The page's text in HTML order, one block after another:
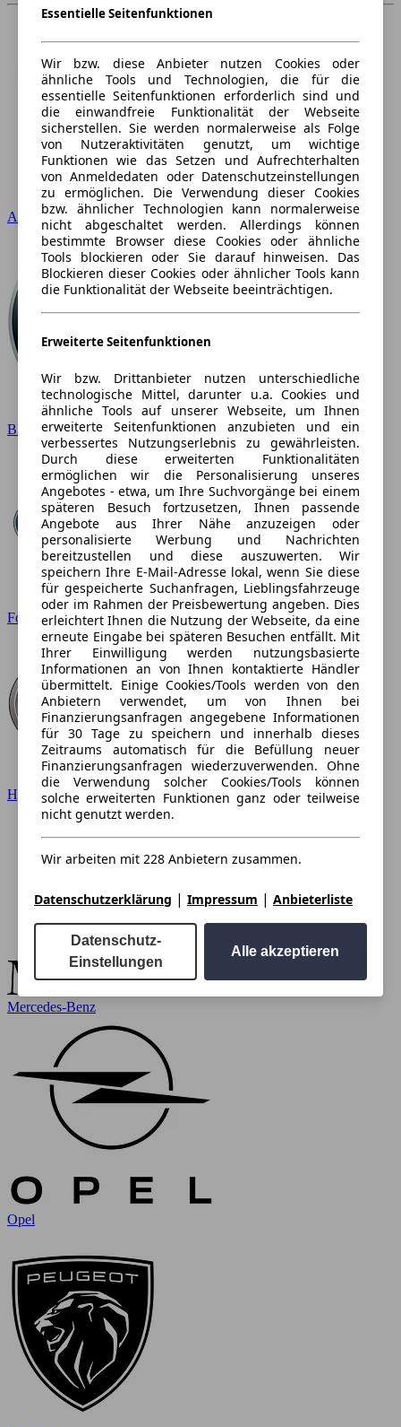
Audi
BMW
Ford
Hyundai
Mercedes-Benz
Opel
Essentielle Seitenfunktionen
Wir bzw. diese Anbieter nutzen Cookies oder
ähnliche Tools und Technologien, die für die
essentielle Seitenfunktionen erforderlich sind und
die einwandfreie Funktionalität der Webseite
sicherstellen. Sie werden normalerweise als Folge
von Nutzeraktivitäten genutzt, um wichtige
Funktionen wie das Setzen und Aufrechterhalten
von Anmeldedaten oder Datenschutzeinstellungen
zu ermöglichen. Die Verwendung dieser Cookies
bzw. ähnlicher Technologien kann normalerweise
nicht abgeschaltet werden. Allerdings können
bestimmte Browser diese Cookies oder ähnliche
Tools blockieren oder Sie darauf hinweisen. Das
Blockieren dieser Cookies oder ähnlicher Tools kann
die Funktionalität der Webseite beeinträchtigen.
Erweiterte Seitenfunktionen
Wir bzw. Drittanbieter nutzen unterschiedliche
technologische Mittel, darunter u.a. Cookies und
ähnliche Tools auf unserer Webseite, um Ihnen
erweiterte Seitenfunktionen anzubieten und ein
verbessertes Nutzungserlebnis zu gewährleisten.
Durch diese erweiterten Funktionalitäten
ermöglichen wir die Personalisierung unseres
Angebotes - etwa, um Ihre Suchvorgänge bei einem
späteren Besuch fortzusetzen, Ihnen passende
Angebote aus Ihrer Nähe anzuzeigen oder
personalisierte Werbung und Nachrichten
bereitzustellen und diese auszuwerten. Wir
speichern Ihre E-Mail-Adresse lokal, wenn Sie diese
für gespeicherte Suchanfragen, Lieblingsfahrzeuge
oder im Rahmen der Preisbewertung angeben. Dies
erleichtert Ihnen die Nutzung der Webseite, da eine
erneute Eingabe bei späteren Besuchen entfällt. Mit
Ihrer Einwilligung werden nutzungsbasierte
Informationen an von Ihnen kontaktierte Händler
übermittelt. Einige Cookies/Tools werden von den
Anbietern verwendet, um von Ihnen bei
Finanzierungsanfragen angegebene Informationen
für 30 Tage zu speichern und innerhalb dieses
Zeitraums automatisch für die Befüllung neuer
Finanzierungsanfragen wiederzuverwenden. Ohne
die Verwendung solcher Cookies/Tools können
solche erweiterten Funktionen ganz oder teilweise
nicht genutzt werden.
Wir arbeiten mit 228 Anbietern zusammen.
Datenschutzerklärung | Impressum | Anbieterliste
Datenschutz-
Einstellungen
Alle akzeptieren